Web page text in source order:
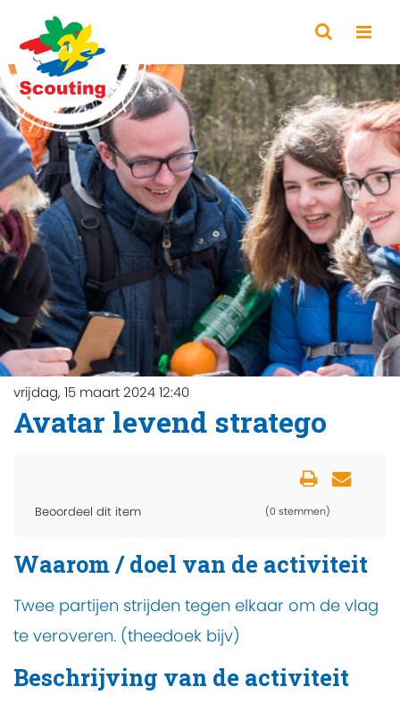
vrijdag, 15 maart 2024 12:40
Avatar levend stratego
Beoordeel dit item (0 stemmen)
Waarom / doel van de activiteit
Twee partijen strijden tegen elkaar om de vlag
te veroveren. (theedoek bijv)
Beschrijving van de activiteit